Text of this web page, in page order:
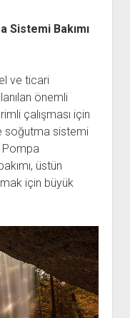
Sistemi Bakımı
ve ticari
önemli
çalışması için
soğutma sistemi
Pompa
üstün
için büyük